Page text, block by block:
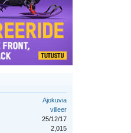
Ajokuvia
villeer
25/12/17
2,015